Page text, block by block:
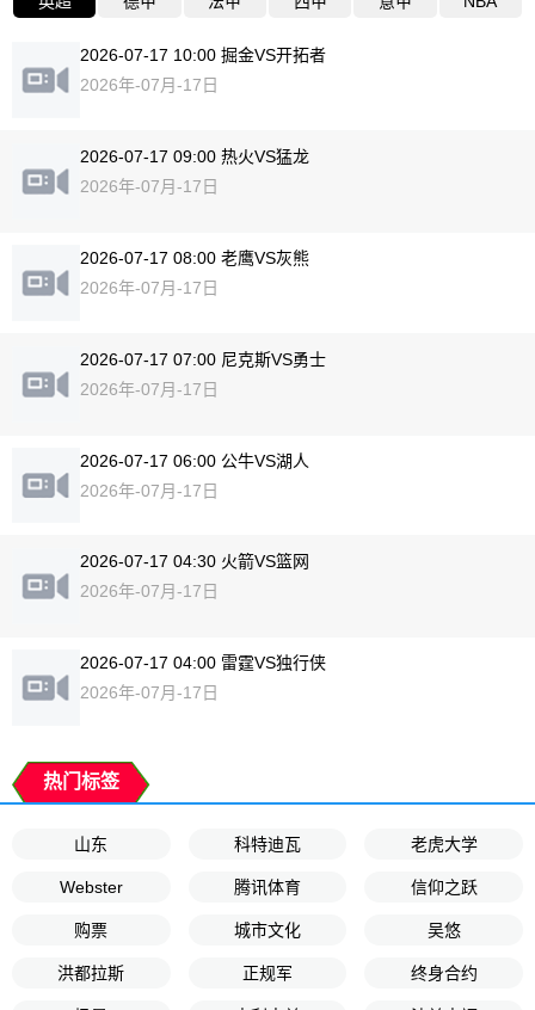
2026-07-17 10:00 掘金VS开拓者
2026年-07月-17日
2026-07-17 09:00 热火VS猛龙
2026年-07月-17日
2026-07-17 08:00 老鹰VS灰熊
2026年-07月-17日
2026-07-17 07:00 尼克斯VS勇士
2026年-07月-17日
2026-07-17 06:00 公牛VS湖人
2026年-07月-17日
2026-07-17 04:30 火箭VS篮网
2026年-07月-17日
2026-07-17 04:00 雷霆VS独行侠
2026年-07月-17日
热门标签
山东 科特迪瓦 老虎大学
Webster 腾讯体育 信仰之跃
购票 城市文化 吴悠
洪都拉斯 正规军 终身合约